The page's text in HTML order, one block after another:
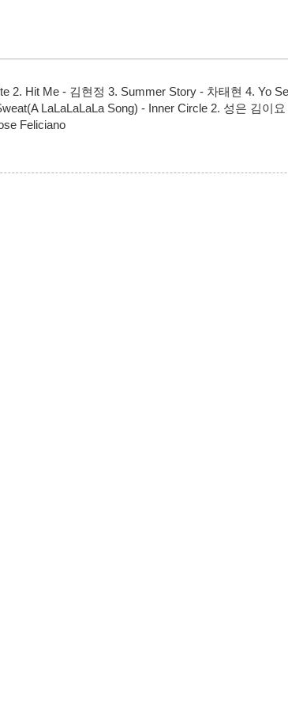
2. Hit Me - 김현정 3. Summer Story - 차태현 4. Yo
LaLaLaLaLa Song) - Inner Circle 2. 성은 김이
Feliciano